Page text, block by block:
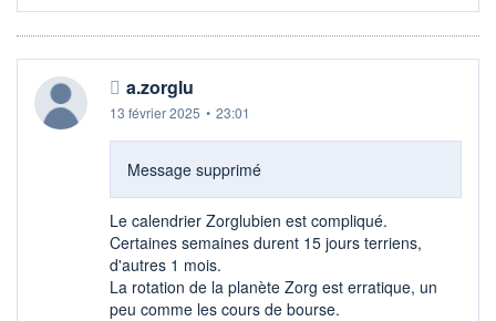
a.zorglu
13 février 2025 • 23:01
Message supprimé
Le calendrier Zorglubien est compliqué.
Certaines semaines durent 15 jours terriens,
d'autres 1 mois.
La rotation de la planète Zorg est erratique, un
peu comme les cours de bourse.